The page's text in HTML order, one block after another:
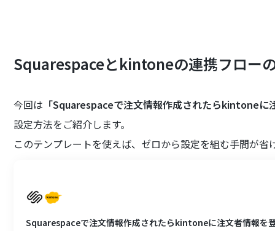
Squarespaceとkintoneの連携フロー
今回は 「Squarespaceで注文情報作成されたらkintoneに
設定方法をご紹介します。
このテンプレートを使えば、ゼロから設定を組む手間が省
Squarespaceで注文情報作成されたらkintoneに注文者情報を